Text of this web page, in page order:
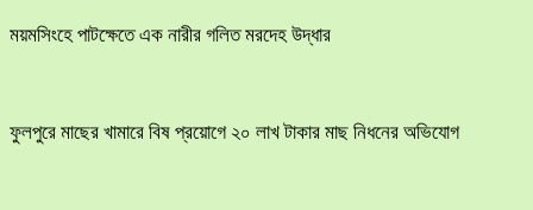
ময়মসিংহে পাটক্ষেতে এক নারীর গলিত মরদেহ উদ্ধার
ফুলপুরে মাছের খামারে বিষ প্রয়োগে ২০ লাখ টাকার মাছ নিধনের অভিযোগ